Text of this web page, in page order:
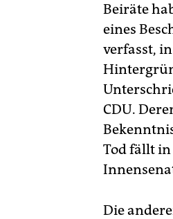
Beiräte
eines
verfasst,
CDU.
Tod fällt
Die